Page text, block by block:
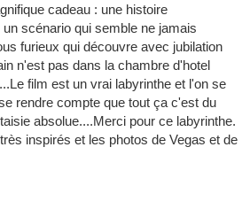
cadeau : une histoire
scénario qui semble ne jamais
furieux qui découvre avec jubilation
n'est pas dans la chambre d'hotel
film est un vrai labyrinthe et l'on se
rendre compte que tout ça c'est du
absolue....Merci pour ce labyrinthe.
inspirés et les photos de Vegas et de